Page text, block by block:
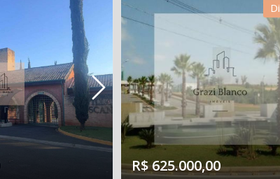
R$ 625.000,00